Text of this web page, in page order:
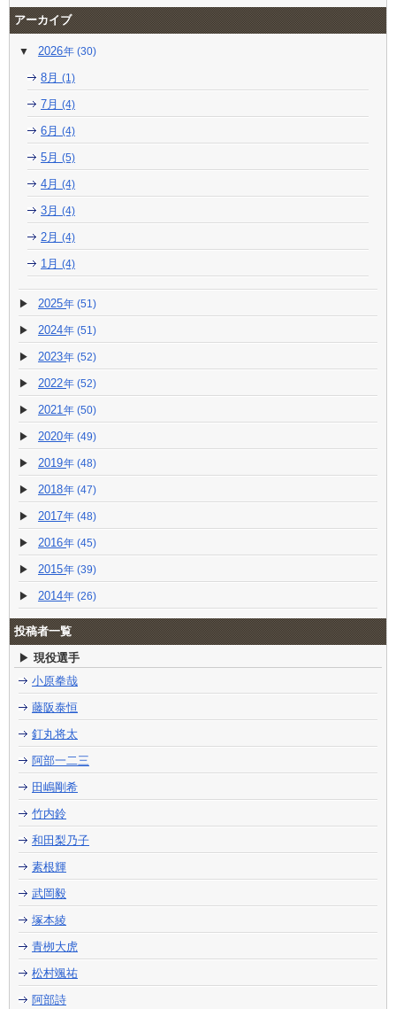
アーカイブ
2026 (30)
8月 (1)
7月 (4)
6月 (4)
5月 (5)
4月 (4)
3月 (4)
2月 (4)
1月 (4)
2025 (51)
2024 (51)
2023 (52)
2022 (52)
2021 (50)
2020 (49)
2019 (48)
2018 (47)
2017 (48)
2016 (45)
2015 (39)
2014 (26)
投稿者一覧
現役選手
小原拳哉
藤阪泰恒
釘丸将太
阿部一二三
田嶋剛希
竹内鈴
和田梨乃子
素根輝
武岡毅
塚本綾
青栁大虎
松村颯祐
阿部詩